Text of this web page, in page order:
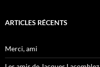
ARTICLES RÉCENTS
Merci, ami